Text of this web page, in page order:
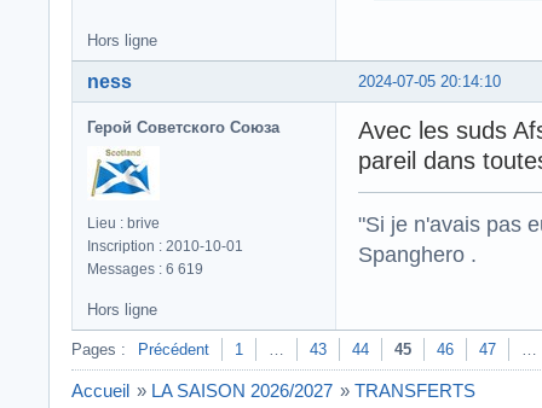
Hors ligne
2024-07-05 20:14:10
ness
Герой Советского Союза
Lieu : brive
Inscription : 2010-10-01
Messages : 6 619
Avec les suds
pareil dans
"Si je n'avais pas
Spanghero .
Hors ligne
Pages : Précédent 1 43 44 45 46 47
Accueil » LA SAISON 2026/2027 » TRANSFERTS